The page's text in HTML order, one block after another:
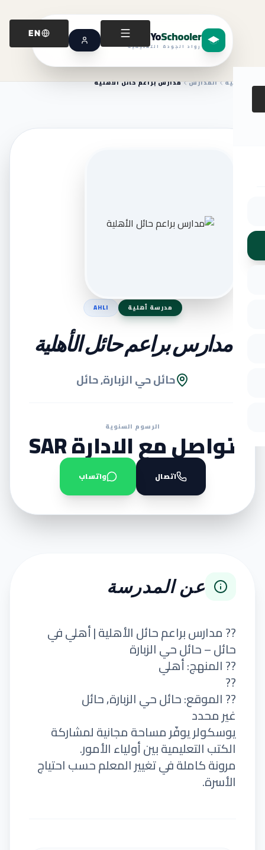
YoSchooler
رواد الجودة التعليمية
EN
الرئيسية المدارس مدارس براعم حائل الأهلية
مدرسة أهلية AHLI
مدارس براعم حائل الأهلية
حائل حي الزبارة, حائل
الرسوم السنوية
تواصل مع الادارة SAR
اتصال واتساب
عن المدرسة
?? مدارس براعم حائل الأهلية | أهلي في
حائل – حائل حي الزبارة
?? المنهج: أهلي
??
?? الموقع: حائل حي الزبارة, حائل
غير محدد
يوسكولر يوفّر مساحة مجانية لمشاركة
الكتب التعليمية بين أولياء الأمور.
مرونة كاملة في تغيير المعلم حسب احتياج
الأسرة.